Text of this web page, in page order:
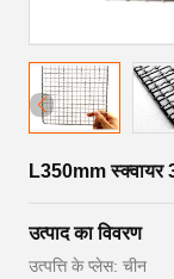
L350mm
उत्पाद का विवरण
उत्पत्ति के प्लेस: चीन